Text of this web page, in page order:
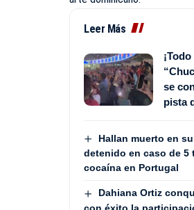
Leer Más
se
pista
Hallan muerto en
detenido en caso de 5
cocaína en Portugal
Dahiana Ortiz
con éxito la